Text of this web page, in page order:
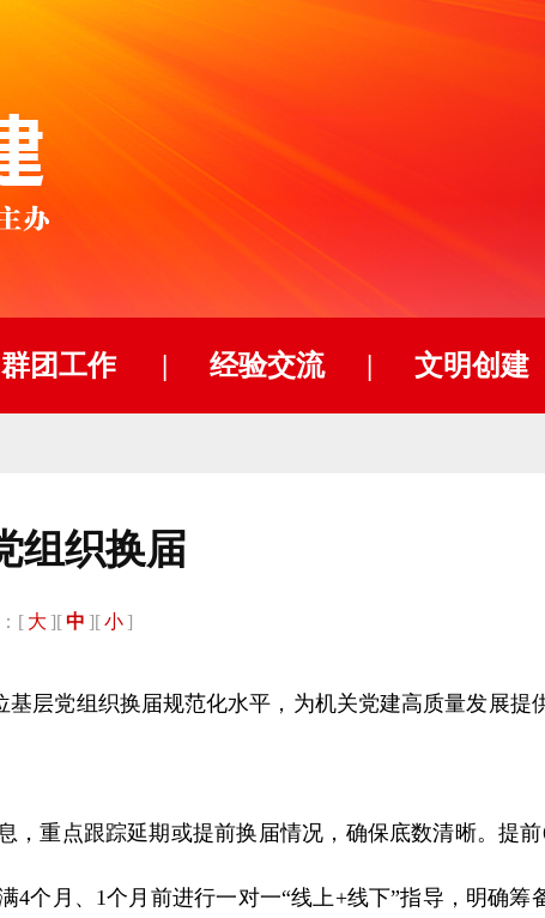
群团工作 | 经验交流 | 文明创建
组织换届
[ 大 ][中 ][小 ]
党组织换届规范化水平，为机关党建高质量发展提
重点跟踪延期或提前换届情况，确保底数清晰。提前
个月、1个月前进行一对一“线上+线下”指导，明确筹